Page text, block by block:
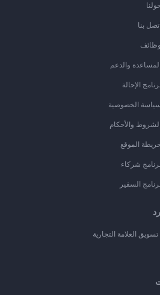
اتصل بنا
وظائف
المساعدة والدعم
الإحالة
سياسة الخصوصية
الشروط والأحكام
الموقع
شركاء
السفير
العلامة التجارية